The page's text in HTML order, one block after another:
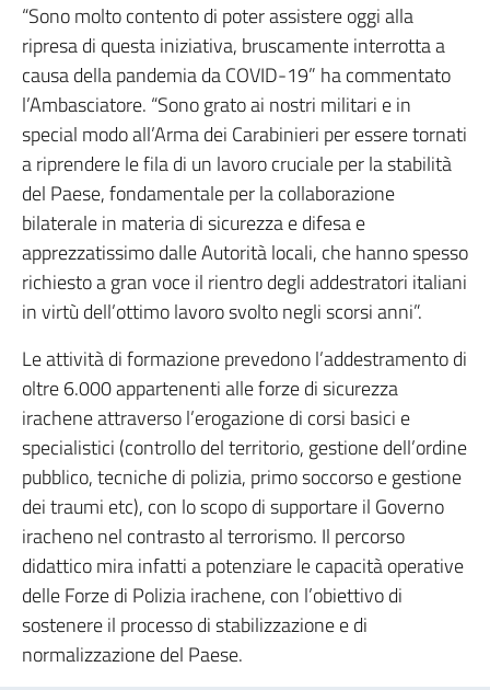
“Sono molto contento di poter assistere oggi alla
ripresa di questa iniziativa, bruscamente interrotta a
causa della pandemia da COVID-19” ha commentato
l’Ambasciatore. “Sono grato ai nostri militari e in
special modo all’Arma dei Carabinieri per essere tornati
a riprendere le fila di un lavoro cruciale per la stabilità
del Paese, fondamentale per la collaborazione
bilaterale in materia di sicurezza e difesa e
apprezzatissimo dalle Autorità locali, che hanno spesso
richiesto a gran voce il rientro degli addestratori italiani
in virtù dell’ottimo lavoro svolto negli scorsi anni”.
Le attività di formazione prevedono l’addestramento di
oltre 6.000 appartenenti alle forze di sicurezza
irachene attraverso l’erogazione di corsi basici e
specialistici (controllo del territorio, gestione dell’ordine
pubblico, tecniche di polizia, primo soccorso e gestione
dei traumi etc), con lo scopo di supportare il Governo
iracheno nel contrasto al terrorismo. Il percorso
didattico mira infatti a potenziare le capacità operative
delle Forze di Polizia irachene, con l’obiettivo di
sostenere il processo di stabilizzazione e di
normalizzazione del Paese.